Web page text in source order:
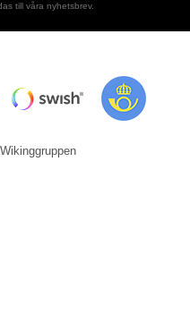
till våra nyhetsbrev.
Wikinggruppen